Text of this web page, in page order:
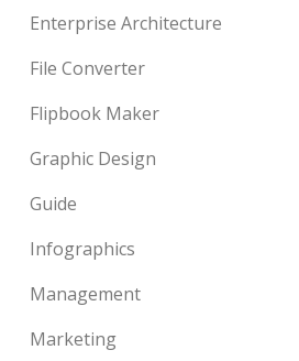
Enterprise Architecture
File Converter
Flipbook Maker
Graphic Design
Guide
Infographics
Management
Marketing